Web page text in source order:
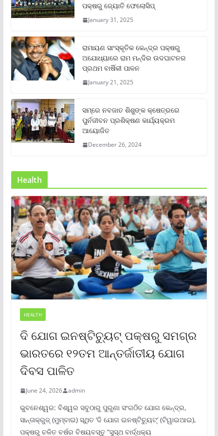
ପକ୍ଷରୁ ଜ୍ୟୋତି ଫେଲୋସିପ୍‌
January 31, 2025
ରାମାୟଣ ସାଂସ୍କୃତିକ କେନ୍ଦ୍ର ପକ୍ଷରୁ
ଅଯୋଧ୍ୟାରେ ରାମ ମନ୍ଦିର ଉଦଘାଟନର
ପ୍ରଥମ ବାର୍ଷିକୀ ପାଳନ
January 21, 2025
ସମ୍‌ରେ ନବଜାତ ଶିଶୁଙ୍କ କ୍ଷେତ୍ରରେ
ପୁର୍ନଜୀବନ ପ୍ରଶିକ୍ଷଣ କାର୍ଯ୍ୟକ୍ରମ
ଆୟୋଜିତ
December 26, 2024
Health
HEALTH
ଦି ଯୋଗ ଇନଷ୍ଟିଚ୍ୟୁଟ୍ ପକ୍ଷରୁ ସମଗ୍ର
ଭାରତରେ ୧୨ତମ ଆନ୍ତର୍ଜାତୀୟ ଯୋଗ
ଦିବସ ପାଳିତ
June 24, 2026 admin
ଭୁବନେଶ୍ୱର: ବିଶ୍ୱର ସବୁଠାରୁ ପୁରୁଣା ସଂଗଠିତ ଯୋଗ କେନ୍ଦ୍ର,
ସାନ୍ତାକ୍ରୁଜ୍ (ମୁମ୍ବାଇ) ସ୍ଥିତ ‘ଦି ଯୋଗ ଇନଷ୍ଟିଚ୍ୟୁଟ୍‌’ (ଟିୱାଇଆଇ),
ପକ୍ଷରୁ ଚଳିତ ବର୍ଷର ବିଷୟବସ୍ତୁ “ସୁସ୍ଥ ବାର୍ଦ୍ଧକ୍ୟ